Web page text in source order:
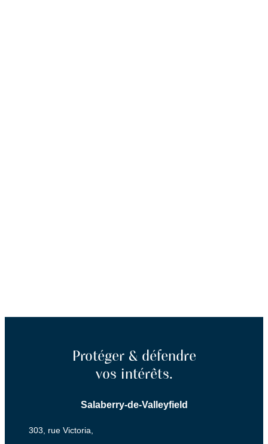
Protéger & défendre
vos intérêts.
Salaberry-de-Valleyfield
303, rue Victoria,